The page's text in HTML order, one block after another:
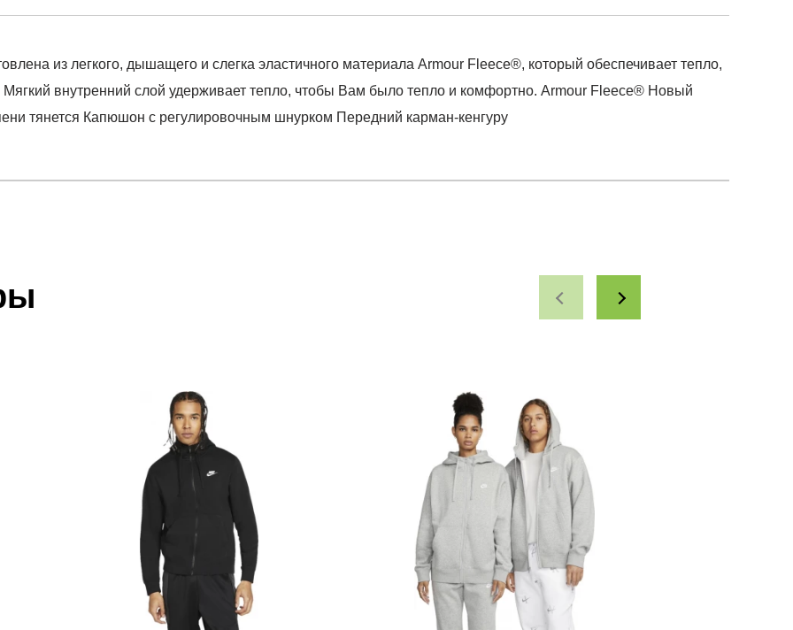
из легкого, дышащего и слегка эластичного материала Armour Fleece®, который обеспечивает тепло,
Мягкий внутренний слой удерживает тепло, чтобы Вам было тепло и комфортно. Armour Fleece® Новый
тянется Капюшон с регулировочным шнурком Передний карман-кенгуру
доставки